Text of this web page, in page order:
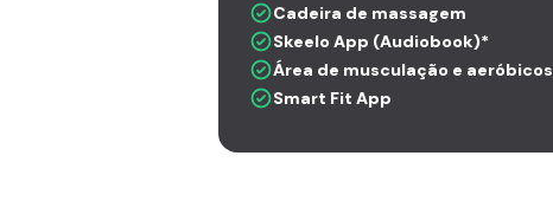
Cadeira de massagem
Skeelo App (Audiobook)*
Área de musculação e aeróbicos
Smart Fit App